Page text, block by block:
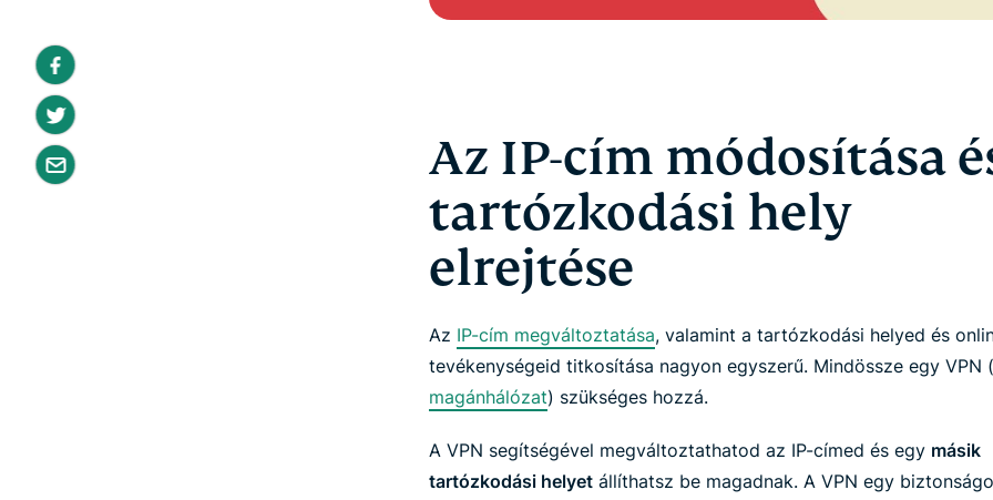
Az IP-cím módosítása
tartózkodási hely
elrejtése
Az IP-cím megváltoztatása, valamint a tartózkodási helyed és
tevékenységeid titkosítása nagyon egyszerű. Mindössze egy VPN (
magánhálózat) szükséges hozzá.
A VPN segítségével megváltoztathatod az IP-címed és egy másik
tartózkodási helyet állíthatsz be magadnak. A VPN egy